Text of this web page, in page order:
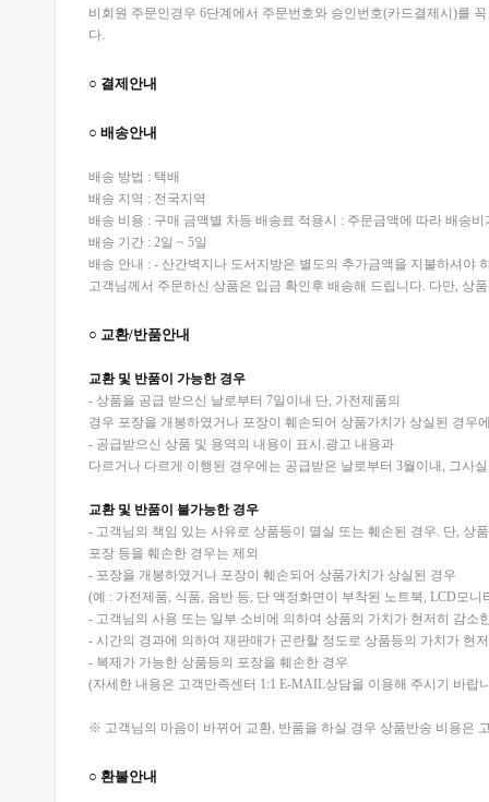
비회원 주문인경우 6단계에서 주문번호와 승인번호(카드결제시)를
다.
○ 결제안내
○ 배송안내
배송 방법 : 택배
배송 지역 : 전국지역
배송 비용 : 구매 금액별 차등 배송료 적용시 : 주문금액에 따라 배송
배송 기간 : 2일 ~ 5일
배송 안내 : - 산간벽지나 도서지방은 별도의 추가금액을 지불하셔야
고객님께서 주문하신 상품은 입금 확인후 배송해 드립니다. 다만, 상
○ 교환/반품안내
교환 및 반품이 가능한 경우
- 상품을 공급 받으신 날로부터 7일이내 단, 가전제품의
경우 포장을 개봉하였거나 포장이 훼손되어 상품가치가 상실된 경우
- 공급받으신 상품 및 용역의 내용이 표시.광고 내용과
다르거나 다르게 이행된 경우에는 공급받은 날로부터 3월이내, 그사
교환 및 반품이 불가능한 경우
- 고객님의 책임 있는 사유로 상품등이 멸실 또는 훼손된 경우. 단, 상
포장 등을 훼손한 경우는 제외
- 포장을 개봉하였거나 포장이 훼손되어 상품가치가 상실된 경우
(예 : 가전제품, 식품, 음반 등, 단 액정화면이 부착된 노트북, LCD모
- 고객님의 사용 또는 일부 소비에 의하여 상품의 가치가 현저히 감
- 시간의 경과에 의하여 재판매가 곤란할 정도로 상품등의 가치가 현
- 복제가 가능한 상품등의 포장을 훼손한 경우
(자세한 내용은 고객만족센터 1:1 E-MAIL상담을 이용해 주시기 바랍
※ 고객님의 마음이 바뀌어 교환, 반품을 하실 경우 상품반송 비용은
○ 환불안내